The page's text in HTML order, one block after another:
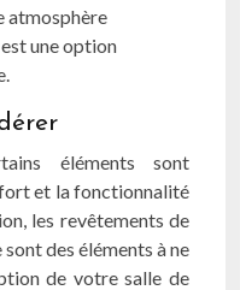
atmosphère
est une option
éléments sont
et la fonctionnalité
les revêtements de
des éléments à ne
de votre salle de